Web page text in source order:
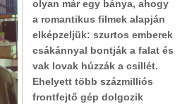
olyan már egy bánya, ahogy
a romantikus filmek alapján
elképzeljük: szurtos emberek
csákánnyal bontják a falat és
vak lovak húzzák a csillét.
Ehelyett több százmilliós
frontfejtő gép dolgozik